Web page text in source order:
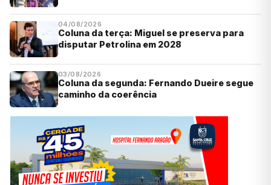
04/08/2026
Coluna da terça: Miguel se preserva para
disputar Petrolina em 2028
03/08/2026
Coluna da segunda: Fernando Dueire segue
caminho da coerência